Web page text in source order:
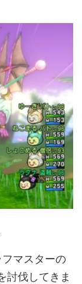
マスターの
討伐してきま